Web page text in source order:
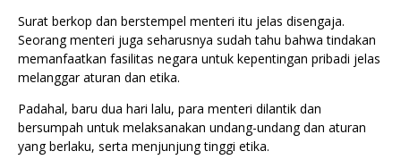
Surat berkop dan berstempel menteri itu jelas disengaja.
Seorang menteri juga seharusnya sudah tahu bahwa tindakan
memanfaatkan fasilitas negara untuk kepentingan pribadi jelas
melanggar aturan dan etika.
Padahal, baru dua hari lalu, para menteri dilantik dan
bersumpah untuk melaksanakan undang-undang dan aturan
yang berlaku, serta menjunjung tinggi etika.